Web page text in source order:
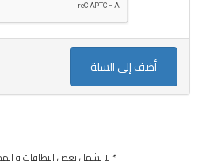
أضف إلى السلة